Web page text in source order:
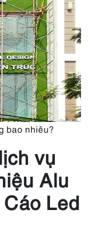
bao nhiêu?
vụ
Alu
Led